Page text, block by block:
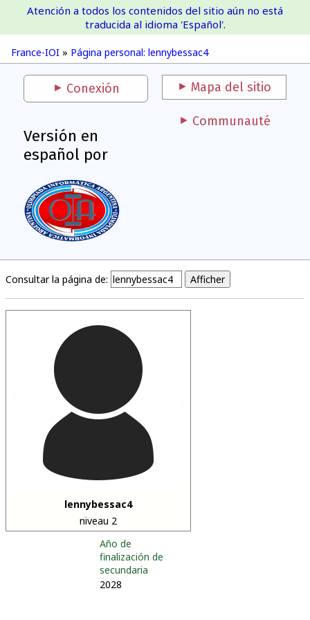
France-IOI
France-IOI » Página personal: lennybessac4
Atención a todos los contenidos del sitio aún no está
traducida al idioma 'Español'.
Conexión Mapa del sitio
Versión en
español por
Communauté
Consultar la página de:
lennybessac4
niveau 2
Año de
finalización de
secundaria
2028